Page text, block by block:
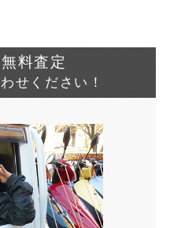
料査定
せください！